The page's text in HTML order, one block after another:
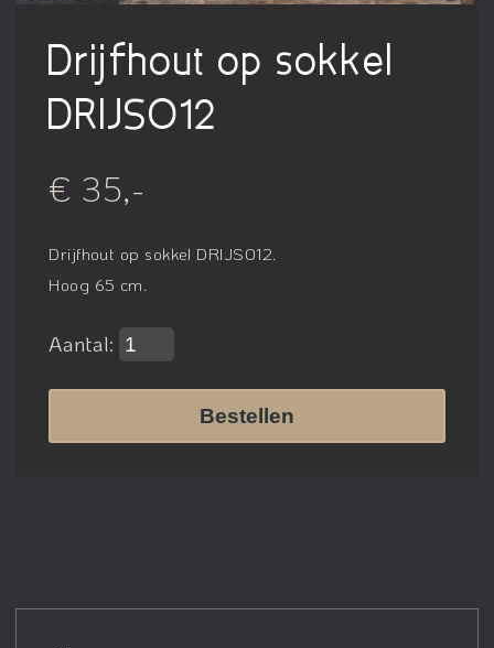
Drijfhout op sokkel
DRIJSO12
€ 35,-
Drijfhout op sokkel DRIJSO12.
Hoog 65 cm.
Aantal:
Bestellen